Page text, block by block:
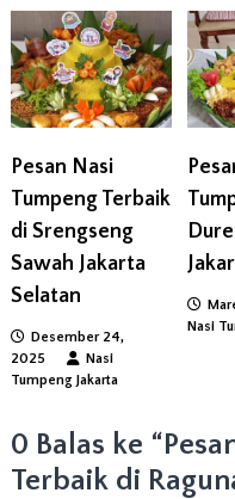
g
a
s
i
p
o
s
Pesan Nasi
Tumpeng Terbaik
di Srengseng
Sawah Jakarta
Selatan
Desember 24,
2025
Nasi
Tumpeng Jakarta
Nasi
0 Balas ke
Terbaik di